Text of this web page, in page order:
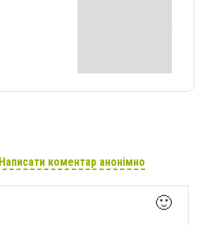
Написати коментар анонімно
🙂